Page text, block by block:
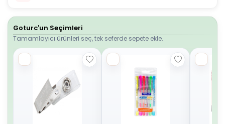
Goturc'un Seçimleri
Tamamlayıcı ürünleri seç, tek seferde sepete ekle.